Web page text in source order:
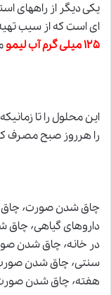
یکی دیگر از راههای
ای است که از سیب
۱۲۵ میلی گرم آب لیمو
این محلول را تا
را هرروز صبح مصرف
هفته٬ چاق شدن صورت دکتر خیراندیش